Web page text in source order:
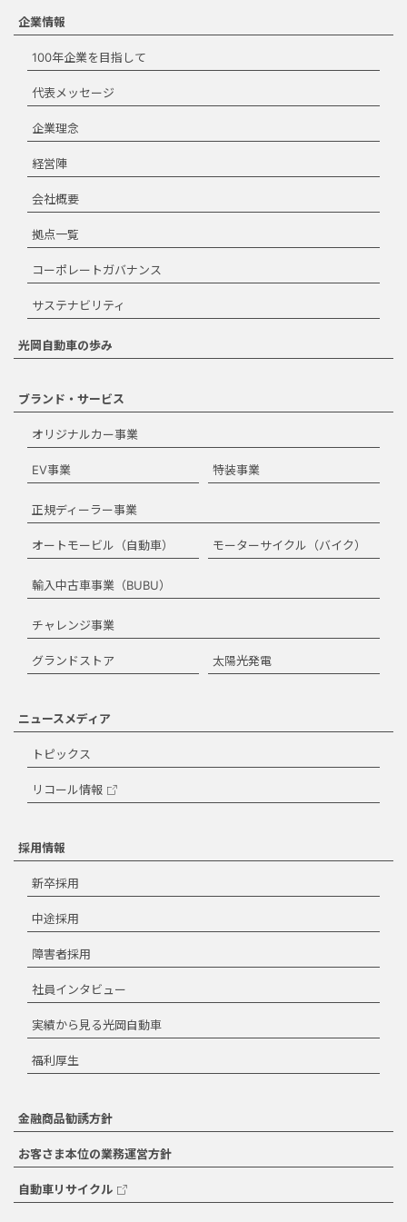
グ、商品化などの商業目的での
ドする場合は、本規約を承諾す
に同意します。
閉じる
企業情報
100年企業を目指して
代表メッセージ
企業理念
経営陣
会社概要
拠点一覧
コーポレートガバナンス
サステナビリティ
光岡自動車の歩み
ブランド・サービス
オリジナルカー事業
EV事業 特装事業
正規ディーラー事業
オートモービル（自動車） モーターサイクル（バイク）
輸入中古車事業（BUBU）
チャレンジ事業
グランドストア 太陽光発電
ニュースメディア
トピックス
リコール情報
採用情報
新卒採用
中途採用
障害者採用
社員インタビュー
実績から見る光岡自動車
福利厚生
金融商品勧誘方針
お客さま本位の業務運営方針
自動車リサイクル